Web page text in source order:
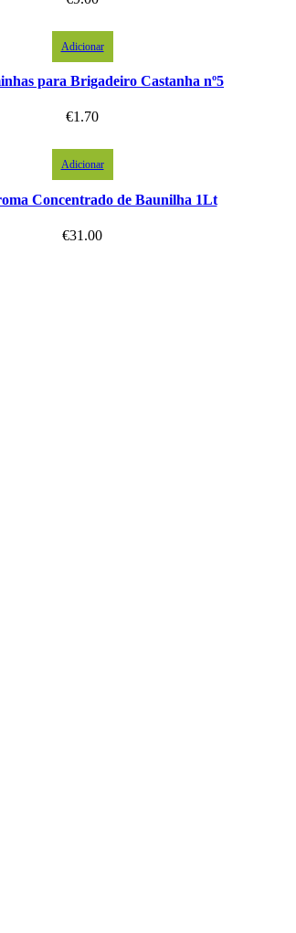
Adicionar
para Brigadeiro Castanha nº5
€1.70
Adicionar
Concentrado de Baunilha 1Lt
€31.00